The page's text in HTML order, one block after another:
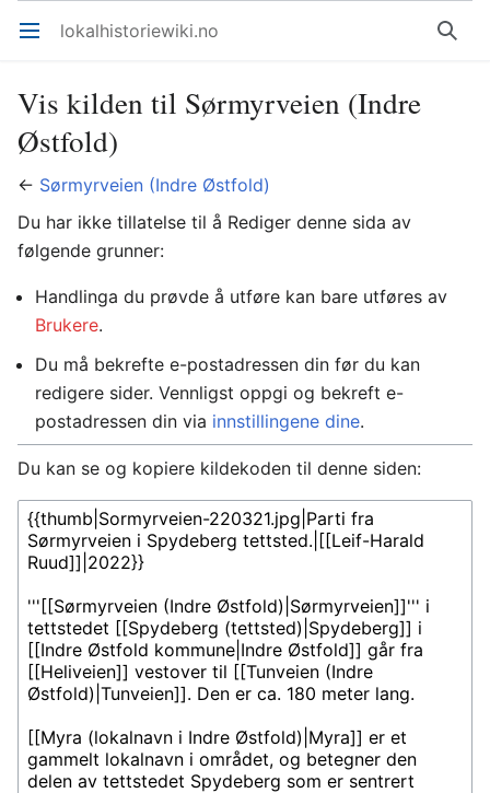
Åpne hovedmenyen lokalhistoriewiki.no Søk
Vis kilden til Sørmyrveien (Indre
Østfold)
← Sørmyrveien (Indre Østfold)
Du har ikke tillatelse til å Rediger denne sida av
følgende grunner:
Handlinga du prøvde å utføre kan bare utføres av
Brukere.
Du må bekrefte e-postadressen din før du kan
redigere sider. Vennligst oppgi og bekreft e-
postadressen din via innstillingene dine.
Du kan se og kopiere kildekoden til denne siden: